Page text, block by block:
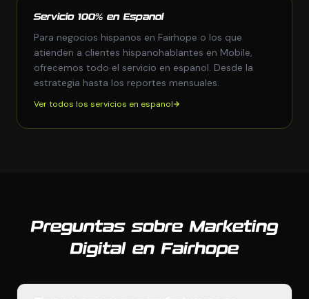
Servicio 100% en Espanol
Para negocios hispanos en Fairhope o los que
atienden a clientes hispanohablantes en Mobile,
ofrecemos todo el servicio en espanol. Desde la
estrategia hasta los reportes mensuales.
Ver todos los servicios en espanol
Preguntas sobre Marketing
Digital en Fairhope